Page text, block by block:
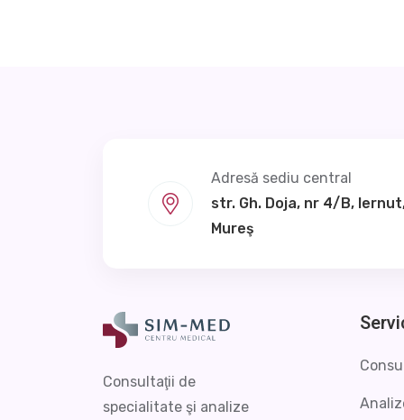
Adresă sediu central
str. Gh. Doja, nr 4/B,
Mureş
Consultaţii de
specialitate şi analize